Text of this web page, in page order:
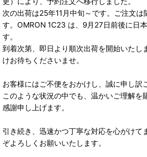
次の出荷は25年11月中旬～です。ご注文は
す。OMRON 1C23 は、9月27日前後に日
す。
到着次第、即日より順次出荷を開始いたし
けお待ちくださいませ。
お客様にはご不便をおかけし、誠に申し訳
このような状況の中でも、温かいご理解を
感謝申し上げます。
引き続き、迅速かつ丁寧な対応を心がけて
ぞよろしくお願いいたします。